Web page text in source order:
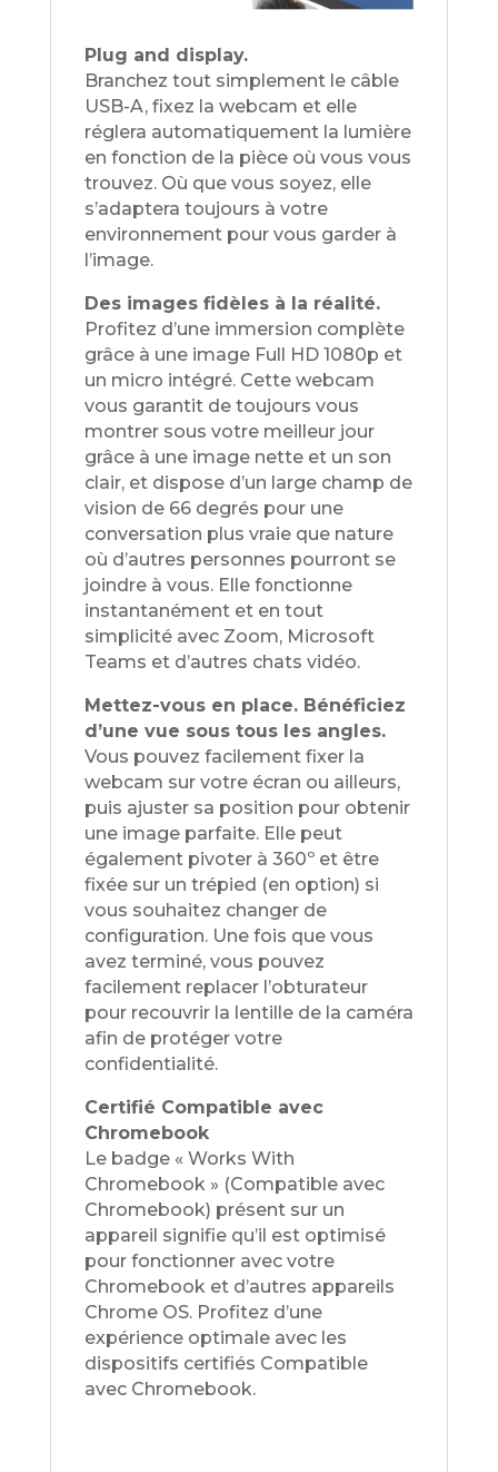
Plug and display.
Branchez tout simplement le câble
USB-A, fixez la webcam et elle
réglera automatiquement la lumière
en fonction de la pièce où vous vous
trouvez. Où que vous soyez, elle
s’adaptera toujours à votre
environnement pour vous garder à
l’image.
Des images fidèles à la réalité.
Profitez d’une immersion complète
grâce à une image Full HD 1080p et
un micro intégré. Cette webcam
vous garantit de toujours vous
montrer sous votre meilleur jour
grâce à une image nette et un son
clair, et dispose d’un large champ de
vision de 66 degrés pour une
conversation plus vraie que nature
où d’autres personnes pourront se
joindre à vous. Elle fonctionne
instantanément et en tout
simplicité avec Zoom, Microsoft
Teams et d’autres chats vidéo.
Mettez-vous en place. Bénéficiez
d’une vue sous tous les angles.
Vous pouvez facilement fixer la
webcam sur votre écran ou ailleurs,
puis ajuster sa position pour obtenir
une image parfaite. Elle peut
également pivoter à 360º et être
fixée sur un trépied (en option) si
vous souhaitez changer de
configuration. Une fois que vous
avez terminé, vous pouvez
facilement replacer l’obturateur
pour recouvrir la lentille de la caméra
afin de protéger votre
confidentialité.
Certifié Compatible avec
Chromebook
Le badge « Works With
Chromebook » (Compatible avec
Chromebook) présent sur un
appareil signifie qu’il est optimisé
pour fonctionner avec votre
Chromebook et d’autres appareils
Chrome OS. Profitez d’une
expérience optimale avec les
dispositifs certifiés Compatible
avec Chromebook.